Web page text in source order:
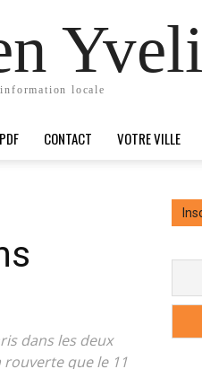
locale
PDF CONTACT VOTRE VILLE
dans les deux
rouverte que le 11